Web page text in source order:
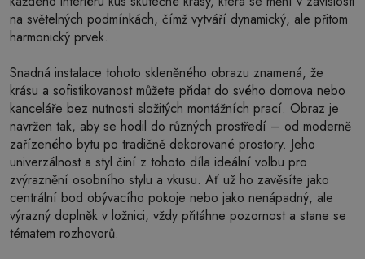
na světelných podmínkách, čímž vytváří dynamický, ale přitom
harmonický prvek.
Snadná instalace tohoto skleněného obrazu znamená, že
krásu a sofistikovanost můžete přidat do svého domova nebo
kanceláře bez nutnosti složitých montážních prací. Obraz je
navržen tak, aby se hodil do různých prostředí – od moderně
zařízeného bytu po tradičně dekorované prostory. Jeho
univerzálnost a styl činí z tohoto díla ideální volbu pro
zvýraznění osobního stylu a vkusu. Ať už ho zavěsíte jako
centrální bod obývacího pokoje nebo jako nenápadný, ale
výrazný doplněk v ložnici, vždy přitáhne pozornost a stane se
tématem rozhovorů.